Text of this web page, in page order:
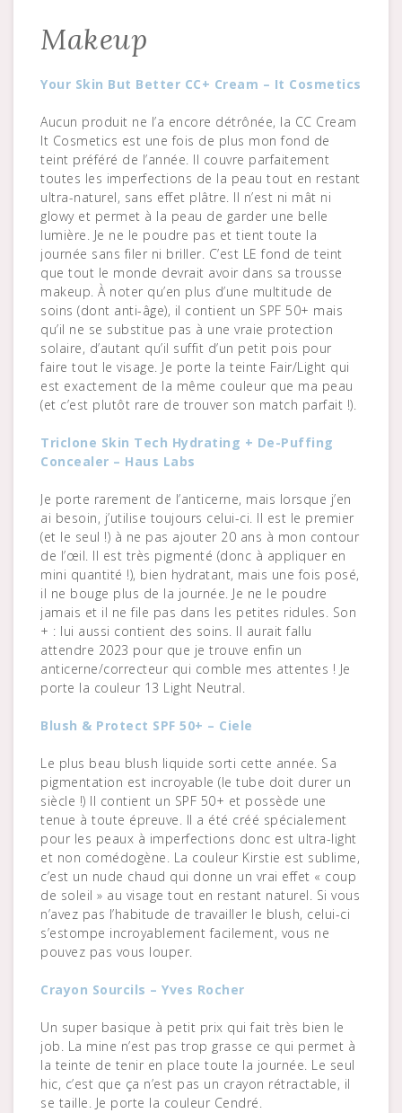
Makeup
Your Skin But Better CC+ Cream – It Cosmetics
Aucun produit ne l’a encore détrônée, la CC Cream
It Cosmetics est une fois de plus mon fond de
teint préféré de l’année. Il couvre parfaitement
toutes les imperfections de la peau tout en restant
ultra-naturel, sans effet plâtre. Il n’est ni mât ni
glowy et permet à la peau de garder une belle
lumière. Je ne le poudre pas et tient toute la
journée sans filer ni briller. C’est LE fond de teint
que tout le monde devrait avoir dans sa trousse
makeup. À noter qu’en plus d’une multitude de
soins (dont anti-âge), il contient un SPF 50+ mais
qu’il ne se substitue pas à une vraie protection
solaire, d’autant qu’il suffit d’un petit pois pour
faire tout le visage. Je porte la teinte Fair/Light qui
est exactement de la même couleur que ma peau
(et c’est plutôt rare de trouver son match parfait !).
Triclone Skin Tech Hydrating + De-Puffing
Concealer – Haus Labs
Je porte rarement de l’anticerne, mais lorsque j’en
ai besoin, j’utilise toujours celui-ci. Il est le premier
(et le seul !) à ne pas ajouter 20 ans à mon contour
de l’œil. Il est très pigmenté (donc à appliquer en
mini quantité !), bien hydratant, mais une fois posé,
il ne bouge plus de la journée. Je ne le poudre
jamais et il ne file pas dans les petites ridules. Son
+ : lui aussi contient des soins. Il aurait fallu
attendre 2023 pour que je trouve enfin un
anticerne/correcteur qui comble mes attentes ! Je
porte la couleur 13 Light Neutral.
Blush & Protect SPF 50+ – Ciele
Le plus beau blush liquide sorti cette année. Sa
pigmentation est incroyable (le tube doit durer un
siècle !) Il contient un SPF 50+ et possède une
tenue à toute épreuve. Il a été créé spécialement
pour les peaux à imperfections donc est ultra-light
et non comédogène. La couleur Kirstie est sublime,
c’est un nude chaud qui donne un vrai effet « coup
de soleil » au visage tout en restant naturel. Si vous
n’avez pas l’habitude de travailler le blush, celui-ci
s’estompe incroyablement facilement, vous ne
pouvez pas vous louper.
Crayon Sourcils – Yves Rocher
Un super basique à petit prix qui fait très bien le
job. La mine n’est pas trop grasse ce qui permet à
la teinte de tenir en place toute la journée. Le seul
hic, c’est que ça n’est pas un crayon rétractable, il
se taille. Je porte la couleur Cendré.